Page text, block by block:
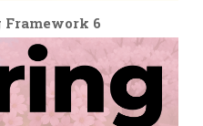
Framework 6